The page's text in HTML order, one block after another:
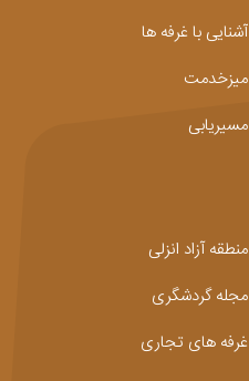
آشنایی با غرفه ها
میزخدمت
مسیریابی
منطقه آزاد انزلی
مجله گردشگری
غرفه های تجاری